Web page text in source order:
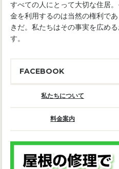
すべての人にとって大切な住居
金を利用するのは当然の権利で
きだ。私たちはその事実を広め
す。
FACEBOOK
私たちについて
料金案内